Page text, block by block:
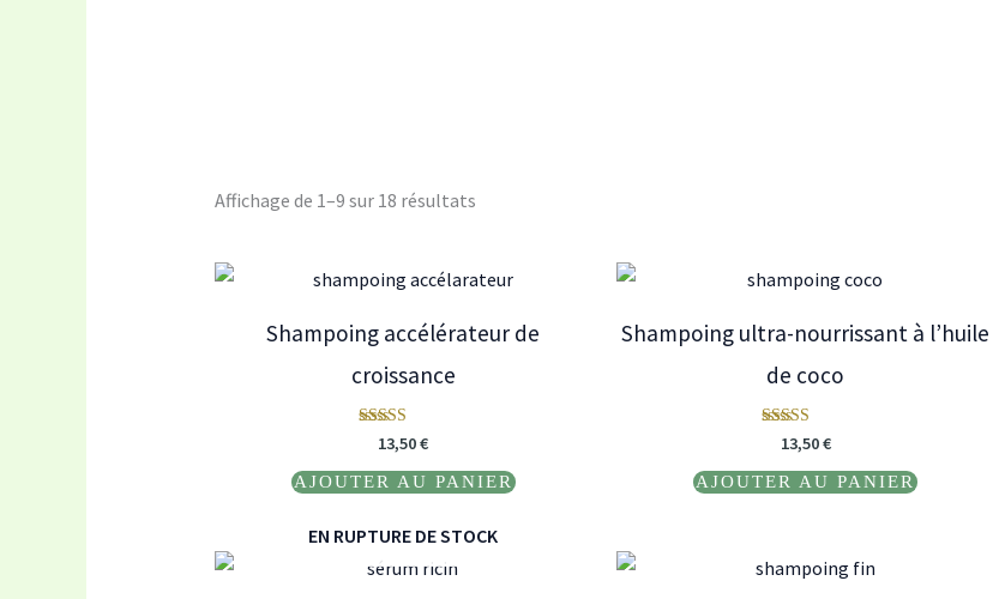
Affichage de 1–9 sur 18 résultats
Shampoing accélérateur de
croissance
Note
5.00
sur 5
13,50€
AJOUTER AU PANIER
Shampoing ultra-nourrissant à l’huile
de coco
Note
5.00
sur 5
13,50€
AJOUTER AU PANIER
EN RUPTURE DE STOCK